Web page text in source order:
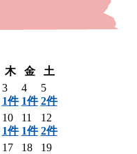
木 金
土
3
1件
4
1件
5
2件
10
1件
11
1件
12
2件
17
18
19